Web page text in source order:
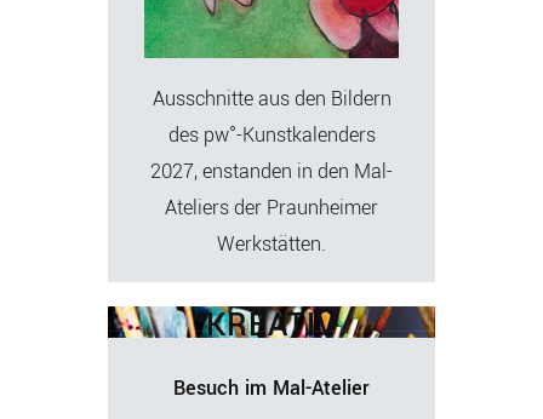
Ausschnitte aus den Bildern
des pw°-Kunstkalenders
2027, enstanden in den Mal-
Ateliers der Praunheimer
Werkstätten.
KREATIV
Besuch im Mal-Atelier